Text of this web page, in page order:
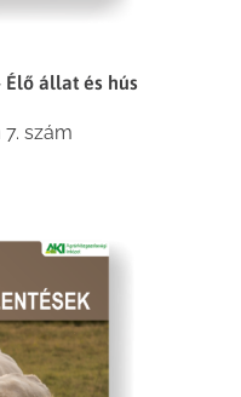
állat és hús
szám